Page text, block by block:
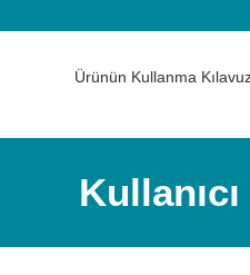
Ürünün Kullanma